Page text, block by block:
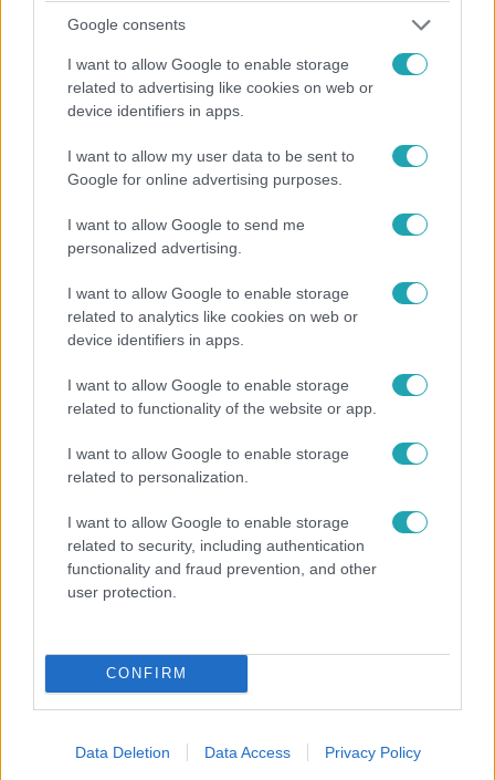
Google consents
I want to allow Google to enable storage
related to advertising like cookies on web or
device identifiers in apps.
I want to allow my user data to be sent to
Google for online advertising purposes.
I want to allow Google to send me
personalized advertising.
I want to allow Google to enable storage
related to analytics like cookies on web or
device identifiers in apps.
I want to allow Google to enable storage
related to functionality of the website or app.
I want to allow Google to enable storage
related to personalization.
I want to allow Google to enable storage
related to security, including authentication
functionality and fraud prevention, and other
user protection.
CONFIRM
Data Deletion Data Access Privacy Policy
4:45
Cápák között
2024. június 2. 19:10
Moldován András belekötött, de két Cápa is
ráharapott a digitális üzleti ajánlatra
Balogh Levente és Moldován András nem értettek egyet
a digitalizálás fontosságában, viszont az Okos HACCP
vállalkozóinak szerencséjük volt, ugyanis két befektetési
2024. június 2. 19:10